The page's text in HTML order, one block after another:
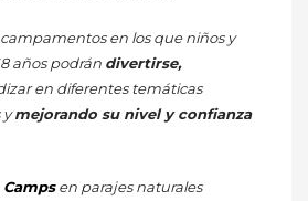
en los que niños y
años podrán divertirse,
en diferentes temáticas
ymejorando su nivel y confianza
en parajes naturales